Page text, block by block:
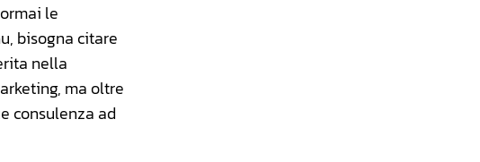
le
bisogna citare
nella
ma oltre
consulenza ad